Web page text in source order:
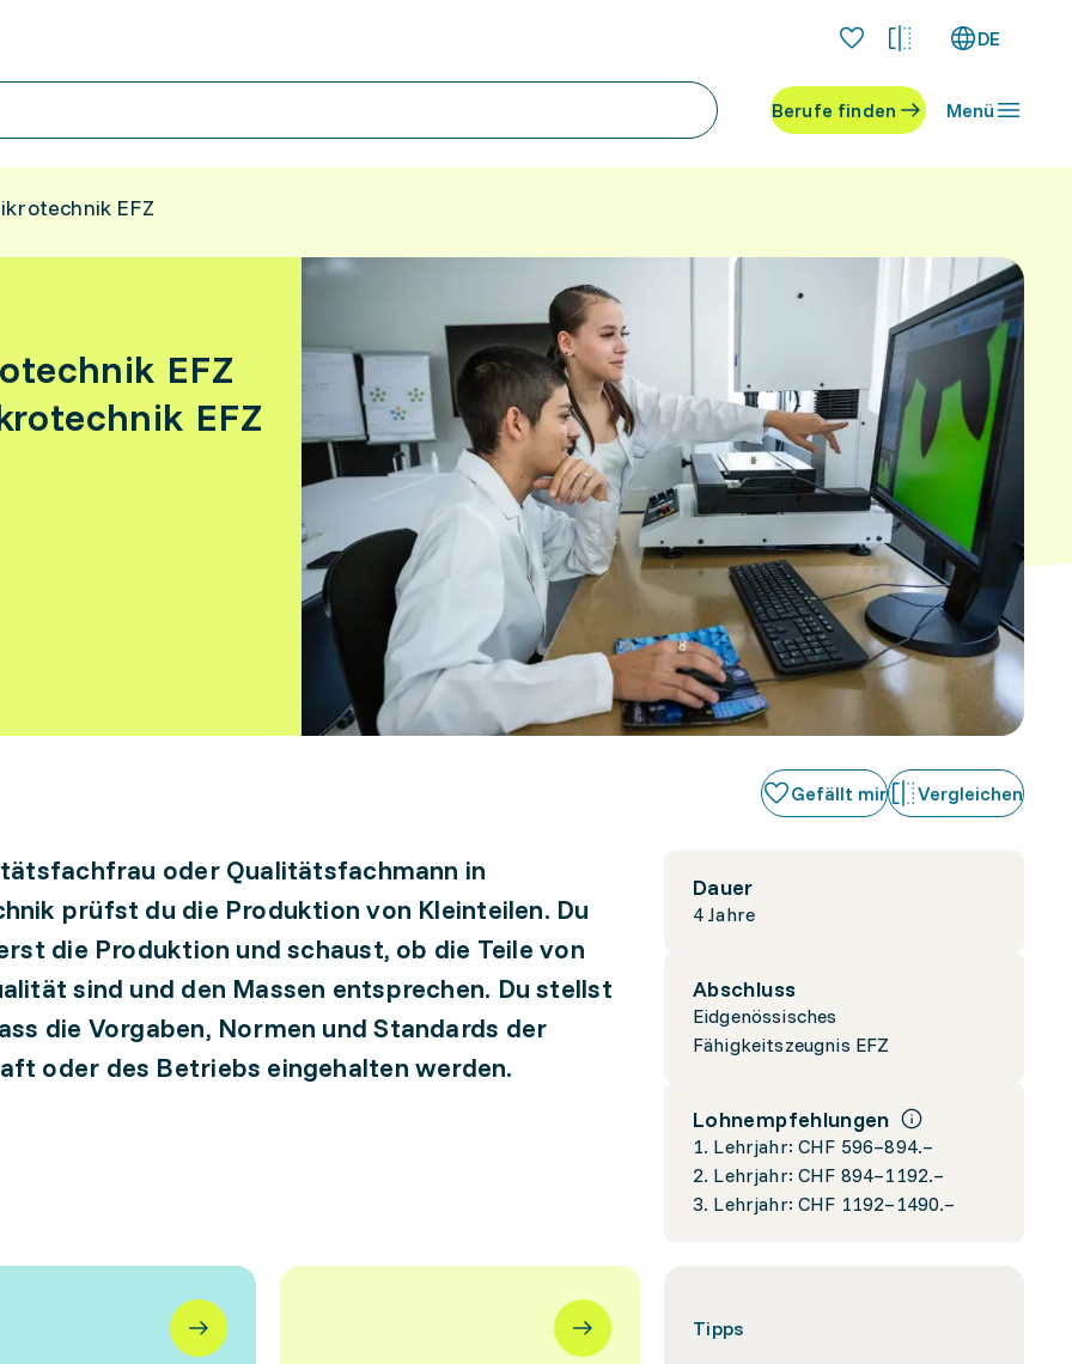
DE
Berufe finden Menü
EFZ
EFZ
EFZ
Gefällt mir Vergleichen
Dauer
4 Jahre
Abschluss
Eidgenössisches
Fähigkeitszeugnis EFZ
Lohnempfehlungen
1. Lehrjahr: CHF 596–894.–
2. Lehrjahr: CHF 894–1192.–
3. Lehrjahr: CHF 1192–1490.–
oder Qualitätsfachmann in
prüfst du die Produktion von Kleinteilen. Du
die Produktion und schaust, ob die Teile von
sind und den Massen entsprechen. Du stellst
die Vorgaben, Normen und Standards der
oder des Betriebs eingehalten werden.
Tipps